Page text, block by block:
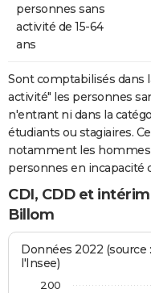
personnes sans
activité de 15-64
ans
Sont comptabilisés dans
activité" les personnes
n'entrant ni dans la
étudiants ou stagiaires.
notamment les hommes
personnes en incapacité
CDI, CDD et
Billom
Données 2022
l'Insee)
200